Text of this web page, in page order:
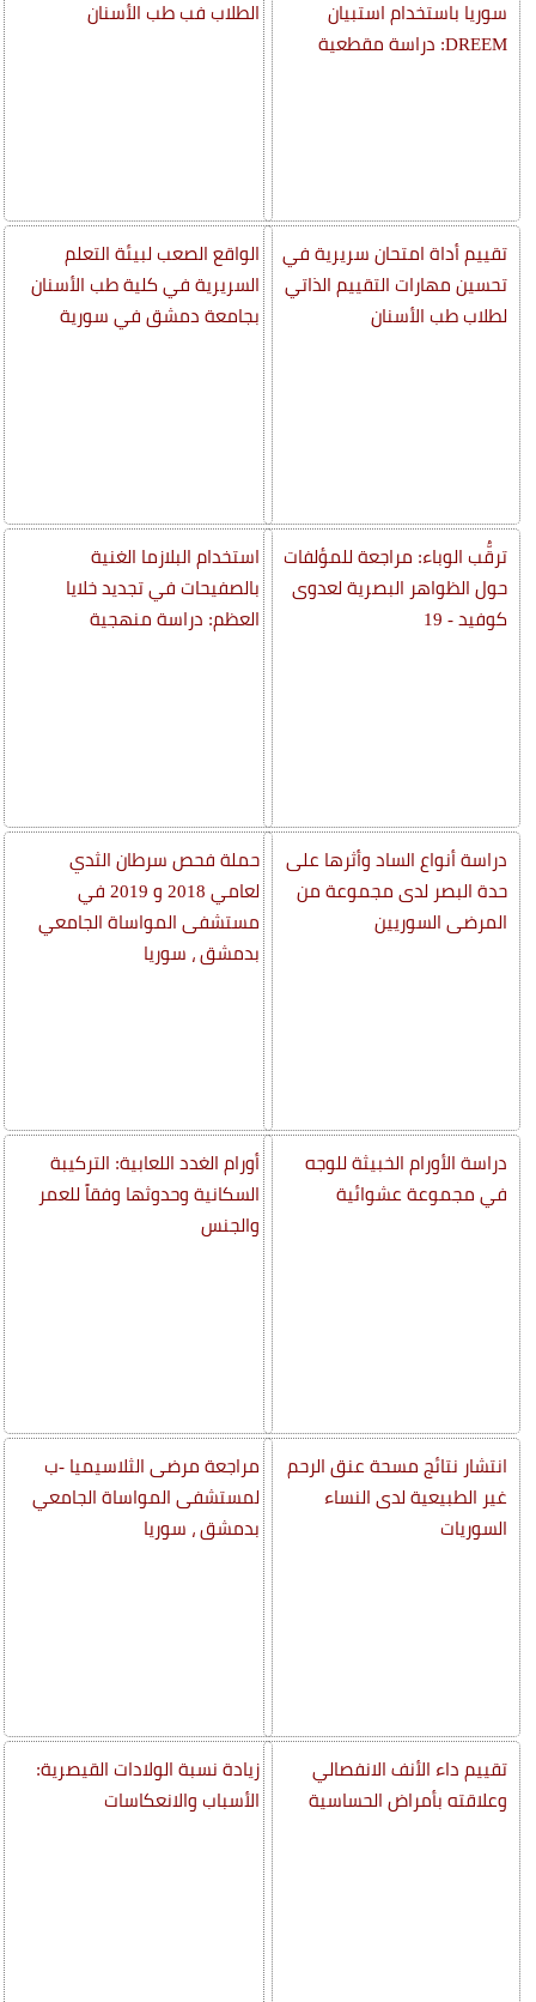
سوريا باستخدام استبيان
DREEM: دراسة مقطعية
تقييم أداة امتحان سريرية في
تحسين مهارات التقييم الذاتي
لطلاب طب الأسنان
ترقُّب الوباء: مراجعة للمؤلفات
حول الظواهر البصرية لعدوى
كوفيد - 19
دراسة أنواع الساد وأثرها على
حدة البصر لدى مجموعة من
المرضى السوريين
دراسة الأورام الخبيثة للوجه
في مجموعة عشوائية
انتشار نتائج مسحة عنق الرحم
غير الطبيعية لدى النساء
السوريات
تقييم داء الأنف الانفصالي
وعلاقته بأمراض الحساسية
الطلاب فب طب الأسنان
الواقع الصعب لبيئة التعلم
السريرية في كلية طب الأسنان
بجامعة دمشق في سورية
استخدام البلازما الغنية
بالصفيحات في تجديد خلايا
العظم: دراسة منهجية
حملة فحص سرطان الثدي
لعامي 2018 و 2019 في
مستشفى المواساة الجامعي
بدمشق ، سوريا
أورام الغدد اللعابية: التركيبة
السكانية وحدوثها وفقاً للعمر
والجنس
مراجعة مرضى الثلاسيميا -ب
لمستشفى المواساة الجامعي
بدمشق ، سوريا
زيادة نسبة الولادات القيصرية:
الأسباب والانعكاسات